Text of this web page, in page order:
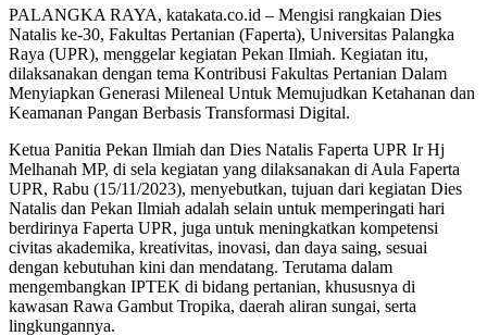
PALANGKA RAYA, katakata.co.id – Mengisi rangkaian Dies
Natalis ke-30, Fakultas Pertanian (Faperta), Universitas Palangka
Raya (UPR), menggelar kegiatan Pekan Ilmiah. Kegiatan itu,
dilaksanakan dengan tema Kontribusi Fakultas Pertanian Dalam
Menyiapkan Generasi Mileneal Untuk Memujudkan Ketahanan dan
Keamanan Pangan Berbasis Transformasi Digital.
Ketua Panitia Pekan Ilmiah dan Dies Natalis Faperta UPR Ir Hj
Melhanah MP, di sela kegiatan yang dilaksanakan di Aula Faperta
UPR, Rabu (15/11/2023), menyebutkan, tujuan dari kegiatan Dies
Natalis dan Pekan Ilmiah adalah selain untuk memperingati hari
berdirinya Faperta UPR, juga untuk meningkatkan kompetensi
civitas akademika, kreativitas, inovasi, dan daya saing, sesuai
dengan kebutuhan kini dan mendatang. Terutama dalam
mengembangkan IPTEK di bidang pertanian, khususnya di
kawasan Rawa Gambut Tropika, daerah aliran sungai, serta
lingkungannya.